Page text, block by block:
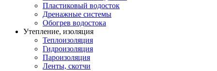
Пластиковый водосток
Дренажные системы
Обогрев водостока
Утепление, изоляция
Теплоизоляция
Гидроизоляция
Пароизоляция
Ленты, скотчи